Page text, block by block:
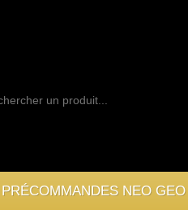
PRÉCOMMANDES NEO